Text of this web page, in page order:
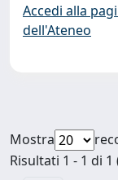
Accedi alla
dell'Ateneo
Mostra
Risultati 1 - 1 di